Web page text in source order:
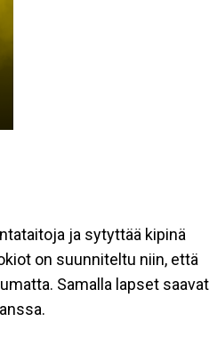
ja sytyttää kipinä
on suunniteltu niin, että
Samalla lapset saavat